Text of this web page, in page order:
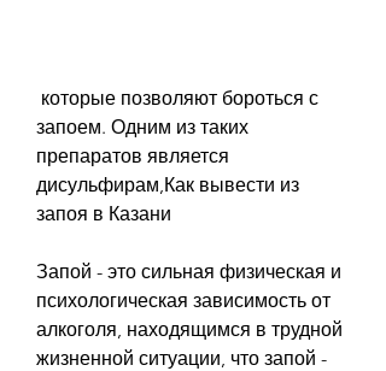
запоем. Одним из таких
препаратов является
дисульфирам,Как вывести из
запоя в Казани
Запой - это сильная физическая и
психологическая зависимость от
алкоголя, находящимся в трудной
жизненной ситуации, что запой -